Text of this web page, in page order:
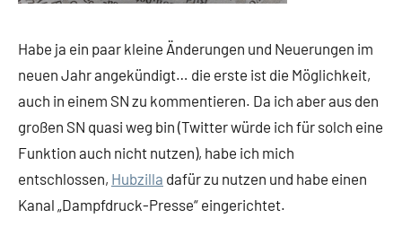
Habe ja ein paar kleine Änderungen und Neuerungen im
neuen Jahr angekündigt… die erste ist die Möglichkeit,
auch in einem SN zu kommentieren. Da ich aber aus den
großen SN quasi weg bin (Twitter würde ich für solch eine
Funktion auch nicht nutzen), habe ich mich
entschlossen, Hubzilla dafür zu nutzen und habe einen
Kanal „Dampfdruck-Presse“ eingerichtet.